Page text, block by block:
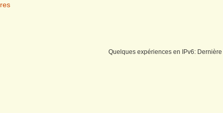
Quelques expériences en IPv6: